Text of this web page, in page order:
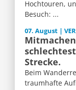
Hochtouren,
Besuch: ...
07. August |
Strecke.
Beim
traumhafte